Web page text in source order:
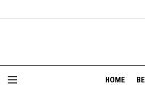
HOME